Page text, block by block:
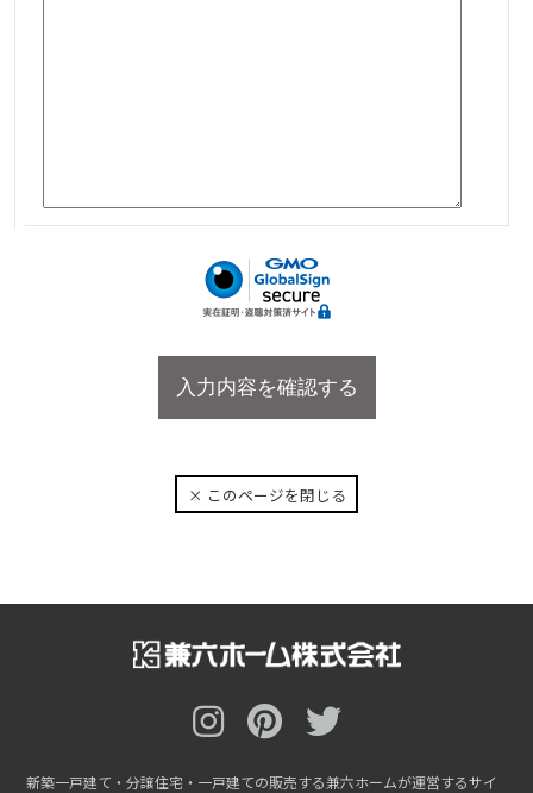
× このページを閉じる
新築一戸建て・分譲住宅・一戸建ての販売する兼六ホームが運営するサイ